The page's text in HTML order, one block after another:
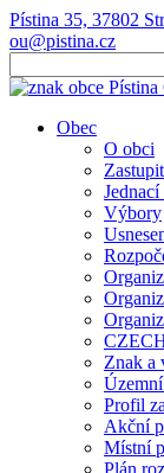
Pístina 35, 37802
ou@pistina.cz
Obec
O obci
Jednací
Výbory
Znak a
Profil
Akční
Místní
Plán